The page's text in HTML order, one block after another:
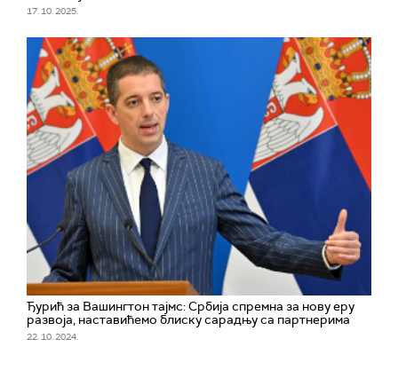
17. 10. 2025.
Ђурић за Вашингтон тајмс: Србија спремна за нову еру
развоја, наставићемо блиску сарадњу са партнерима
22. 10. 2024.